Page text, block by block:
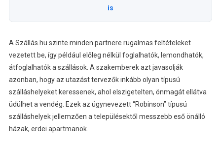
is
A Szállás.hu szinte minden partnere rugalmas feltételeket
vezetett be, így például előleg nélkül foglalhatók, lemondhatók,
átfoglalhatók a szállások. A szakemberek azt javasolják
azonban, hogy az utazást tervezők inkább olyan típusú
szálláshelyeket keressenek, ahol elszigetelten, önmagát ellátva
üdülhet a vendég. Ezek az úgynevezett “Robinson” típusú
szálláshelyek jellemzően a településektől messzebb eső önálló
házak, erdei apartmanok.